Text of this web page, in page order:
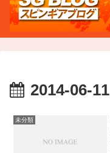
2014-06-11
未分類